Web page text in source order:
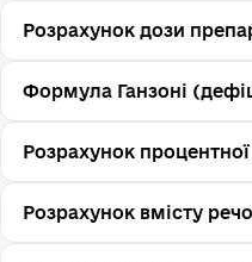
Розрахунок дози
Формула Ганзоні
Розрахунок
Розрахунок вмісту